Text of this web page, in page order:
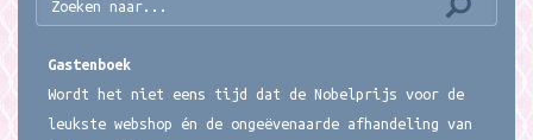
Gastenboek
Wordt het niet eens tijd dat de Nobelprijs voor de
leukste webshop én de ongeëvenaarde afhandeling van